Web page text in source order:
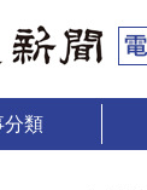
類